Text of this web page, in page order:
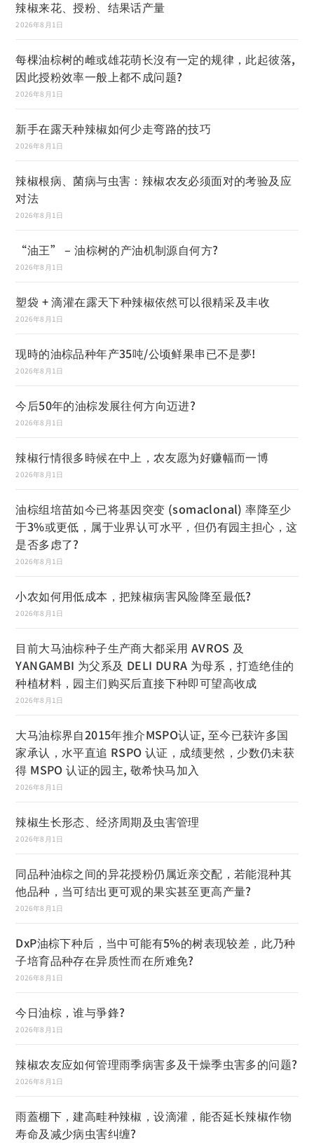
辣椒来花、授粉、结果话产量
2026年8月1日
每棵油棕树的雌或雄花萌长沒有一定的规律，此起彼落,
因此授粉效率一般上都不成问题?
2026年8月1日
新手在露天种辣椒如何少走弯路的技巧
2026年8月1日
辣椒根病、菌病与虫害：辣椒农友必须面对的考验及应
对法
2026年8月1日
“油王” – 油棕树的产油机制源自何方?
2026年8月1日
塑袋 + 滴灌在露天下种辣椒依然可以很精采及丰收
2026年8月1日
现時的油棕品种年产35吨/公顷鲜果串已不是夢!
2026年8月1日
今后50年的油棕发展往何方向迈进?
2026年8月1日
辣椒行情很多時候在中上，农友愿为好赚幅而一博
2026年8月1日
油棕组培苗如今已将基因突变 (somaclonal) 率降至少
于3%或更低，属于业界认可水平，但仍有园主担心，这
是否多虑了?
2026年8月1日
小农如何用低成本，把辣椒病害风险降至最低?
2026年8月1日
目前大马油棕种子生产商大都采用 AVROS 及
YANGAMBI 为父系及 DELI DURA 为母系，打造绝佳的
种植材料，园主们购买后直接下种即可望高收成
2026年8月1日
大马油棕界自2015年推介MSPO认证, 至今已获许多国
家承认，水平直追 RSPO 认证，成绩斐然，少数仍未获
得 MSPO 认证的园主, 敬希快马加入
2026年8月1日
辣椒生长形态、经济周期及虫害管理
2026年8月1日
同品种油棕之间的异花授粉仍属近亲交配，若能混种其
他品种，当可结出更可观的果实甚至更高产量?
2026年8月1日
DxP油棕下种后，当中可能有5%的树表现较差，此乃种
子培育品种存在异质性而在所难免?
2026年8月1日
今日油棕，谁与爭鋒?
2026年8月1日
辣椒农友应如何管理雨季病害多及干燥季虫害多的问题?
2026年8月1日
雨蓋棚下，建高畦种辣椒，设滴灌，能否延长辣椒作物
寿命及减少病虫害纠缠?